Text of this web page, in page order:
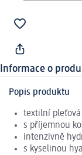
Informace o
Popis produktu
textilní pleťová
s příjemnou
intenzivně
s kyselinou